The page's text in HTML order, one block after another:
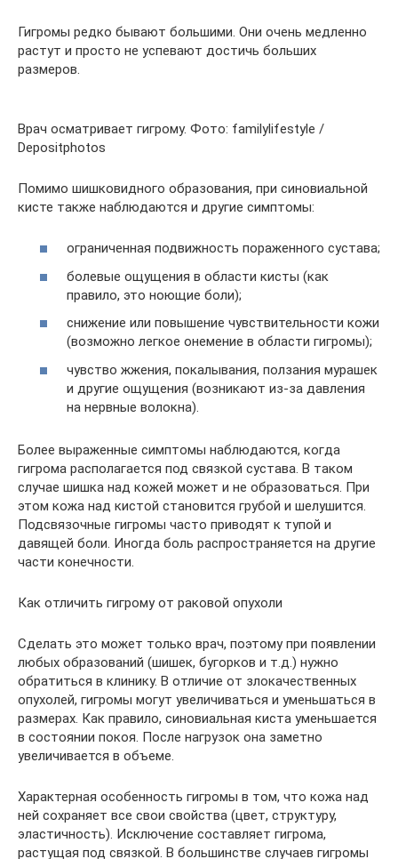
Гигромы редко бывают большими. Они очень медленно
растут и просто не успевают достичь больших
размеров.
Врач осматривает гигрому. Фото: familylifestyle /
Depositphotos
Помимо шишковидного образования, при синовиальной
кисте также наблюдаются и другие симптомы:
ограниченная подвижность пораженного сустава;
болевые ощущения в области кисты (как
правило, это ноющие боли);
снижение или повышение чувствительности кожи
(возможно легкое онемение в области гигромы);
чувство жжения, покалывания, ползания мурашек
и другие ощущения (возникают из-за давления
на нервные волокна).
Более выраженные симптомы наблюдаются, когда
гигрома располагается под связкой сустава. В таком
случае шишка над кожей может и не образоваться. При
этом кожа над кистой становится грубой и шелушится.
Подсвязочные гигромы часто приводят к тупой и
давящей боли. Иногда боль распространяется на другие
части конечности.
Как отличить гигрому от раковой опухоли
Сделать это может только врач, поэтому при появлении
любых образований (шишек, бугорков и т.д.) нужно
обратиться в клинику. В отличие от злокачественных
опухолей, гигромы могут увеличиваться и уменьшаться в
размерах. Как правило, синовиальная киста уменьшается
в состоянии покоя. После нагрузок она заметно
увеличивается в объеме.
Характерная особенность гигромы в том, что кожа над
ней сохраняет все свои свойства (цвет, структуру,
эластичность). Исключение составляет гигрома,
растущая под связкой. В большинстве случаев гигромы